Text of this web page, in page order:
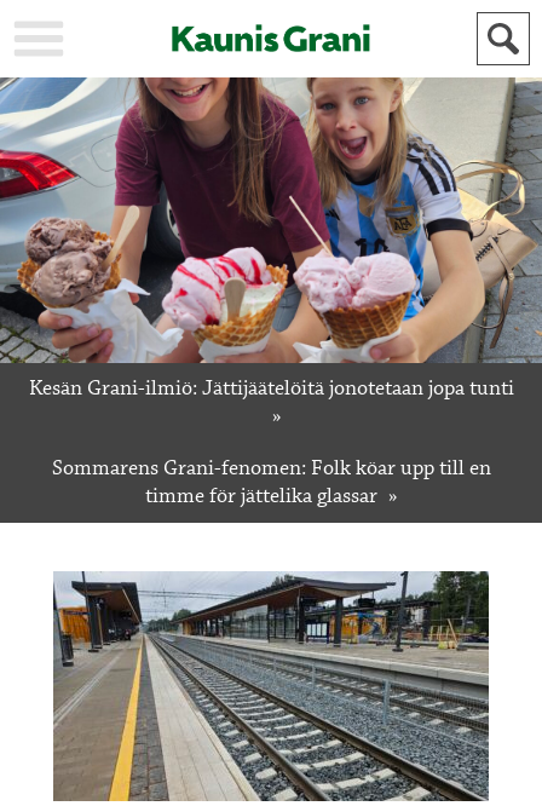
KAUPUNKI
STADEN
AJANKOHTAISTA
AKTUELLT
URHEILU
IDROTT
KULTTUURI
KULTUR
HISTORIA
HISTORIA
YLEINEN
ALLMÄN
MAINOSTAJILLE
FÖR
ANNONSÖRER
Kesän Grani-ilmiö: Jättijäätelöitä jonotetaan jopa tunti
Sommarens Grani-fenomen: Folk köar upp till en
timme för jättelika glassar